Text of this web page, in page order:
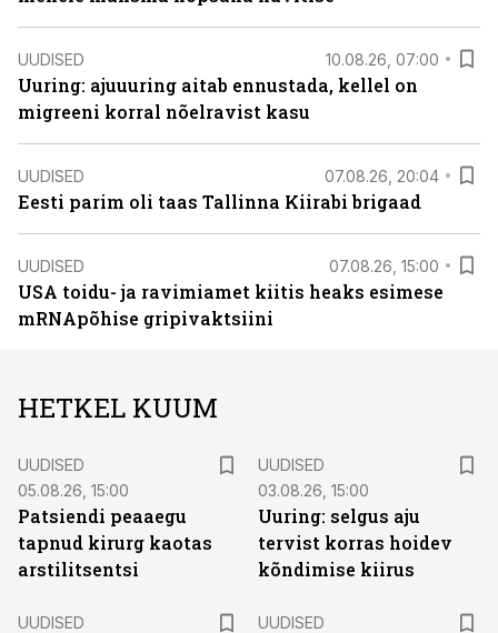
UUDISED 10.08.26, 07:00
Uuring: ajuuuring aitab ennustada, kellel on
migreeni korral nõelravist kasu
UUDISED 07.08.26, 20:04
Eesti parim oli taas Tallinna Kiirabi brigaad
UUDISED 07.08.26, 15:00
USA toidu- ja ravimiamet kiitis heaks esimese
mRNApõhise gripivaktsiini
HETKEL KUUM
UUDISED
05.08.26, 15:00
Patsiendi peaaegu
tapnud kirurg kaotas
arstilitsentsi
UUDISED
03.08.26, 15:00
Uuring: selgus aju
tervist korras hoidev
kõndimise kiirus
UUDISED
UUDISED